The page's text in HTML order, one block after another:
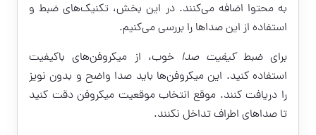
به محتوا اضافه می‌کنند. در این بخش، تکنیک‌های ضبط و
استفاده از این صداها را بررسی می‌کنیم.
برای ضبطکیفیت صدا خوب، از میکروفن‌های باکیفیت
استفاده کنید. این میکروفن‌ها باید صدا واضح و بدون نویز
را دریافت کنند. موقع انتخاب موقعیت میکروفن دقت کنید
تا صداهای اطراف تداخل نکنند.